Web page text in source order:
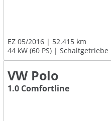
EZ 05/2016
52.415 km
44 kW (60 PS)
Schaltgetriebe
VW Polo
1.0 Comfortline